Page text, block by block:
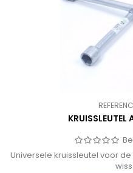
KRUISSLEUTEL
Universele kruissleutel voor